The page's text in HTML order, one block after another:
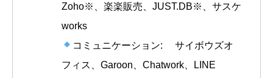
Zoho※、楽楽販売、JUST.DB※、サスケ
works
コミュニケーション: サイボウズオ
フィス、Garoon、Chatwork、LINE